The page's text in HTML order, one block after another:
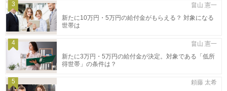
3
新たに10万円・5万円の給付金がもらえる？ 対象になる
世帯は
畠山 憲一
4
新たに3万円・5万円の給付金が決定。対象である「低所
得世帯」の条件は？
畠山 憲一
5
頼藤 太希